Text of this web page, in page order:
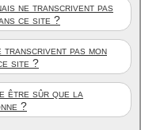
ne transcrivent pas
ce site ?
pas mon
site ?
être sûr que la
?